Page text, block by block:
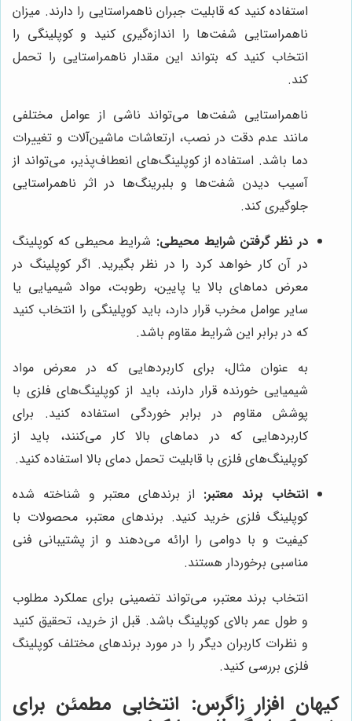
استفاده کنید که قابلیت جبران ناهمراستایی را دارند. میزان
ناهمراستایی شفت‌ها را اندازه‌گیری کنید و کوپلینگی را
انتخاب کنید که بتواند این مقدار ناهمراستایی را تحمل
کند.
ناهمراستایی شفت‌ها می‌تواند ناشی از عوامل مختلفی
مانند عدم دقت در نصب، ارتعاشات ماشین‌آلات و تغییرات
دما باشد. استفاده از کوپلینگ‌های انعطاف‌پذیر، می‌تواند از
آسیب دیدن شفت‌ها و بلبرینگ‌ها در اثر ناهمراستایی
جلوگیری کند.
در نظر گرفتن شرایط محیطی: شرایط محیطی که کوپلینگ
در آن کار خواهد کرد را در نظر بگیرید. اگر کوپلینگ در
معرض دماهای بالا یا پایین، رطوبت، مواد شیمیایی یا
سایر عوامل مخرب قرار دارد، باید کوپلینگی را انتخاب کنید
که در برابر این شرایط مقاوم باشد.
به عنوان مثال، برای کاربردهایی که در معرض مواد
شیمیایی خورنده قرار دارند، باید از کوپلینگ‌های فلزی با
پوشش مقاوم در برابر خوردگی استفاده کنید. برای
کاربردهایی که در دماهای بالا کار می‌کنند، باید از
کوپلینگ‌های فلزی با قابلیت تحمل دمای بالا استفاده کنید.
انتخاب برند معتبر: از برندهای معتبر و شناخته شده
کوپلینگ فلزی خرید کنید. برندهای معتبر، محصولات با
کیفیت و با دوامی را ارائه می‌دهند و از پشتیبانی فنی
مناسبی برخوردار هستند.
انتخاب برند معتبر، می‌تواند تضمینی برای عملکرد مطلوب
و طول عمر بالای کوپلینگ باشد. قبل از خرید، تحقیق کنید
و نظرات کاربران دیگر را در مورد برندهای مختلف کوپلینگ
فلزی بررسی کنید.
کیهان افزار زاگرس: انتخابی مطمئن برای